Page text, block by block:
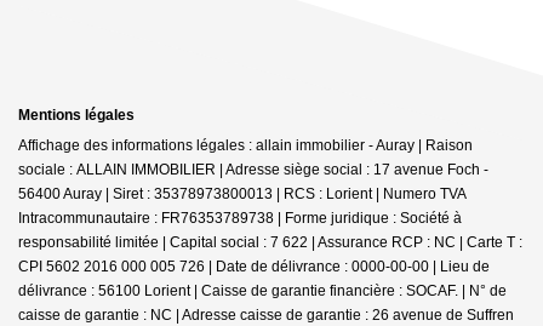
Mentions légales
Affichage des informations légales : allain immobilier - Auray | Raison
sociale : ALLAIN IMMOBILIER | Adresse siège social : 17 avenue Foch -
56400 Auray | Siret : 35378973800013 | RCS : Lorient | Numero TVA
Intracommunautaire : FR76353789738 | Forme juridique : Société à
responsabilité limitée | Capital social : 7 622 | Assurance RCP : NC | Carte T :
CPI 5602 2016 000 005 726 | Date de délivrance : 0000-00-00 | Lieu de
délivrance : 56100 Lorient | Caisse de garantie financière : SOCAF. | N° de
caisse de garantie : NC | Adresse caisse de garantie : 26 avenue de Suffren